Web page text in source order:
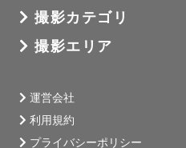
撮影カテゴリ
撮影エリア
運営会社
利用規約
プライバシーポリシー